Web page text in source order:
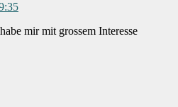
mir mit grossem Interesse